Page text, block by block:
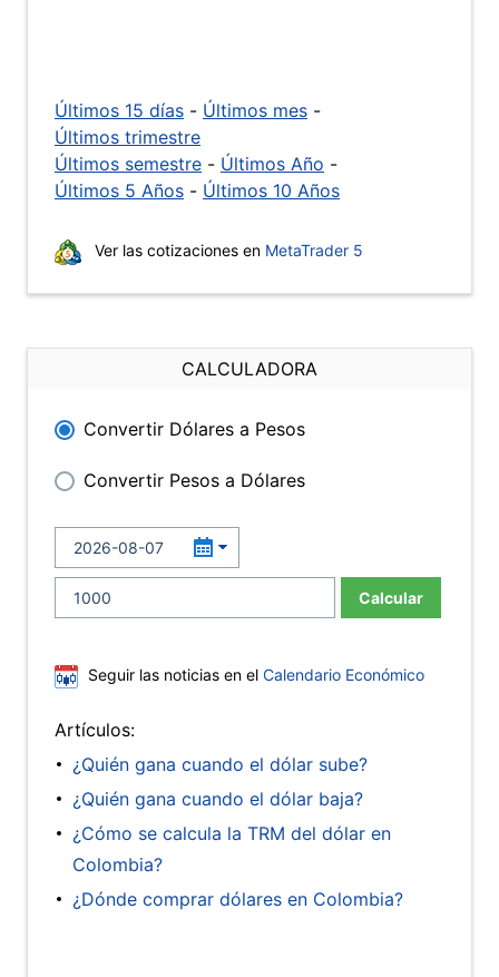
Últimos 15 días - Últimos mes -
Últimos trimestre
Últimos semestre - Últimos Año -
Últimos 5 Años - Últimos 10 Años
Ver las cotizaciones en MetaTrader 5
CALCULADORA
Convertir Dólares a Pesos
Convertir Pesos a Dólares
Calcular
Seguir las noticias en el Calendario Económico
Artículos:
¿Quién gana cuando el dólar sube?
¿Quién gana cuando el dólar baja?
¿Cómo se calcula la TRM del dólar en
Colombia?
¿Dónde comprar dólares en Colombia?